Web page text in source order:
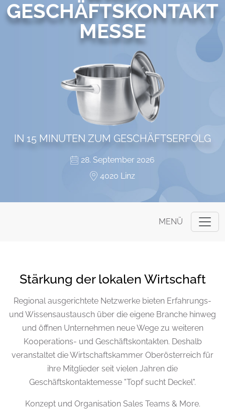
GESCHÄFTSKONTAKT
MESSE
IN 15 MINUTEN ZUM GESCHÄFTSERFOLG
28. September 2026
4020 Linz
MENÜ
Stärkung der lokalen Wirtschaft
Regional ausgerichtete Netzwerke bieten Erfahrungs-
und Wissensaustausch über die eigene Branche hinweg
und öffnen Unternehmen neue Wege zu weiteren
Kooperations- und Geschäftskontakten. Deshalb
veranstaltet die Wirtschaftskammer Oberösterreich für
ihre Mitglieder seit vielen Jahren die
Geschäftskontaktemesse "Topf sucht Deckel".
Konzept und Organisation Sales Teams & More.